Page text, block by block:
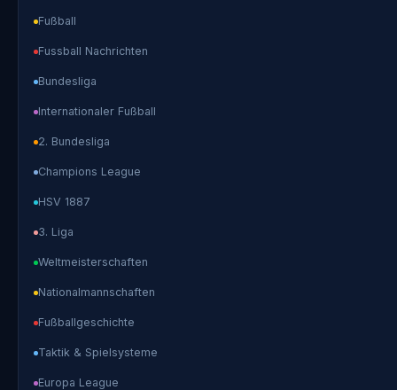
Fußball
Fussball Nachrichten
Bundesliga
Internationaler Fußball
2. Bundesliga
Champions League
HSV 1887
3. Liga
Weltmeisterschaften
Nationalmannschaften
Fußballgeschichte
Taktik & Spielsysteme
Europa League